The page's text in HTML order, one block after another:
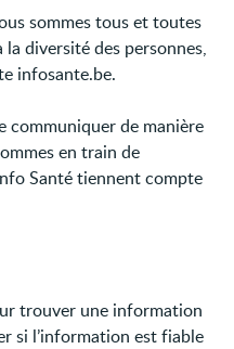
sommes tous et toutes
diversité des personnes,
infosante.be.
communiquer de manière
en train de
Santé tiennent compte
trouver une information
si l’information est fiable